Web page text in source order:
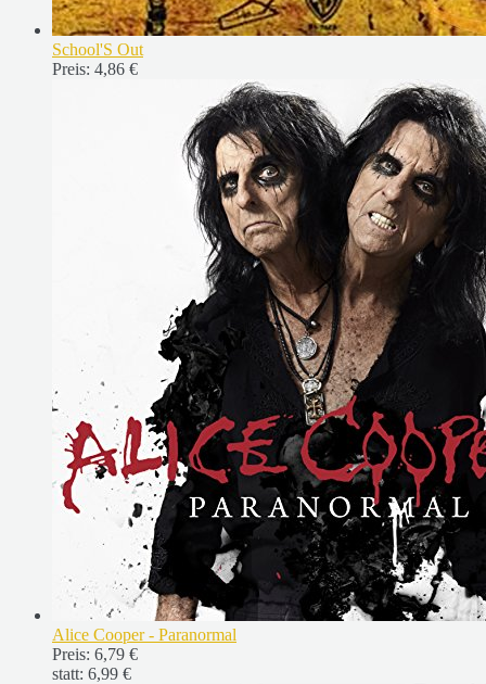
School'S Out
Preis: 4,86 €
Alice Cooper - Paranormal
Preis: 6,79 €
statt: 6,99 €